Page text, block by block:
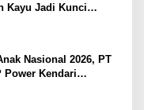
Kayu Jadi Kunci
Nasional 2026, PT
Power Kendari